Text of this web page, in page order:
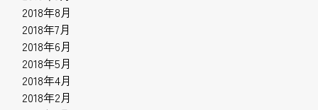
2018年8月
2018年7月
2018年6月
2018年5月
2018年4月
2018年2月